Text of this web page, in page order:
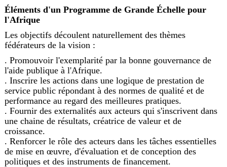
Éléments d'un Programme de Grande Échelle pour
l'Afrique
Les objectifs découlent naturellement des thèmes
fédérateurs de la vision :
. Promouvoir l'exemplarité par la bonne gouvernance de
l'aide publique à l'Afrique.
. Inscrire les actions dans une logique de prestation de
service public répondant à des normes de qualité et de
performance au regard des meilleures pratiques.
. Fournir des externalités aux acteurs qui s'inscrivent dans
une chaine de résultats, créatrice de valeur et de
croissance.
. Renforcer le rôle des acteurs dans les tâches essentielles
de mise en œuvre, d'évaluation et de conception des
politiques et des instruments de financement.